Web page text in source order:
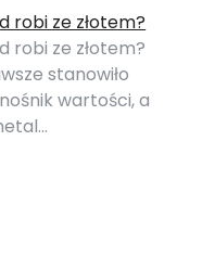
robi ze złotem?
robi ze złotem?
stanowiło
wartości, a